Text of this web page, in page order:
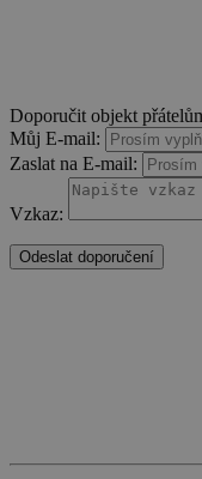
Doporučit objekt
Můj E-mail:
Zaslat na E-mail:
Vzkaz:
Odeslat doporučení